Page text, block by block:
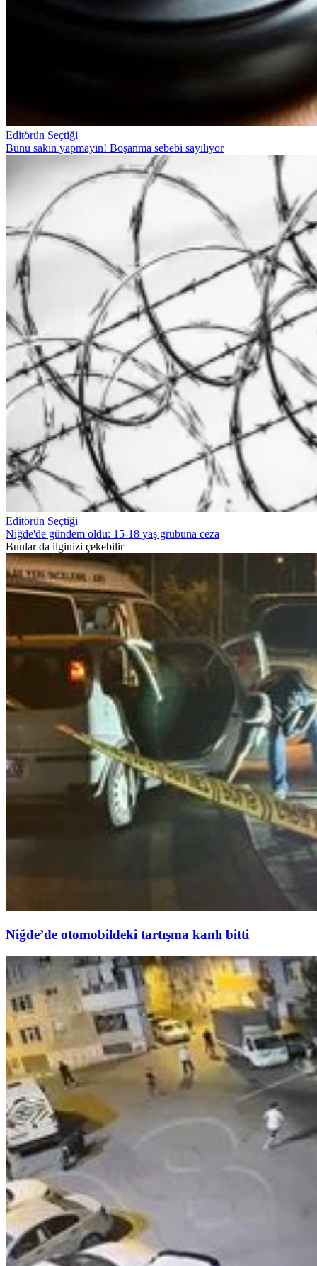
Editörün Seçtiği
Bunu sakın yapmayın! Boşanma sebebi sayılıyor
Editörün Seçtiği
Niğde'de gündem oldu: 15-18 yaş grubuna ceza
Bunlar da ilginizi çekebilir
Niğde’de otomobildeki tartışma kanlı bitti